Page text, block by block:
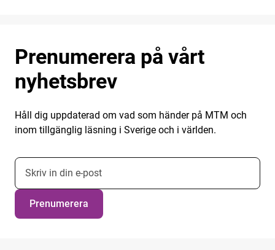
Prenumerera på vårt
nyhetsbrev
Håll dig uppdaterad om vad som händer på MTM och
inom tillgänglig läsning i Sverige och i världen.
E-postadress nyhetsbrevsprenumeration
Prenumerera